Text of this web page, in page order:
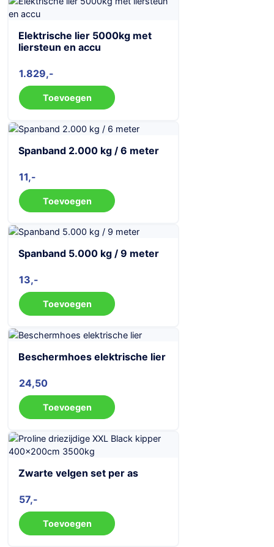
Elektrische lier 5000kg met
liersteun en accu
1.829
Toevoegen
Spanband 2.000 kg / 6 meter
11
Toevoegen
Spanband 5.000 kg / 9 meter
13
Toevoegen
Beschermhoes elektrische lier
24,50
Toevoegen
Zwarte velgen set per as
57
Toevoegen